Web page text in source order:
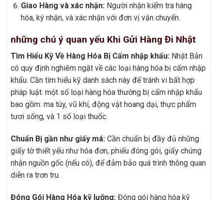
Giao Hàng và xác nhận: Người nhận kiểm tra hàng
hóa, ký nhận, và xác nhận với đơn vị vận chuyển.
những chú ý quan yếu Khi Gửi Hàng Đi Nhật
Tìm Hiểu Kỹ Về Hàng Hóa Bị Cấm nhập khẩu: Nhật Bản
có quy định nghiêm ngặt về các loại hàng hóa bị cấm nhập
khẩu. Cần tìm hiểu kỹ danh sách này để tránh vi bất hợp
pháp luật. một số loại hàng hóa thường bị cấm nhập khẩu
bao gồm: ma túy, vũ khí, động vật hoang dại, thực phẩm
tươi sống, và 1 số loại thuốc.
Chuẩn Bị gần như giấy má: Cần chuẩn bị đầy đủ những
giấy tờ thiết yếu như hóa đơn, phiếu đóng gói, giấy chứng
nhận nguồn gốc (nếu có), để đảm bảo quá trình thông quan
diễn ra trơn tru.
Đóng Gói Hàng Hóa kỹ lưỡng: Đóng gói hàng hóa kỹ